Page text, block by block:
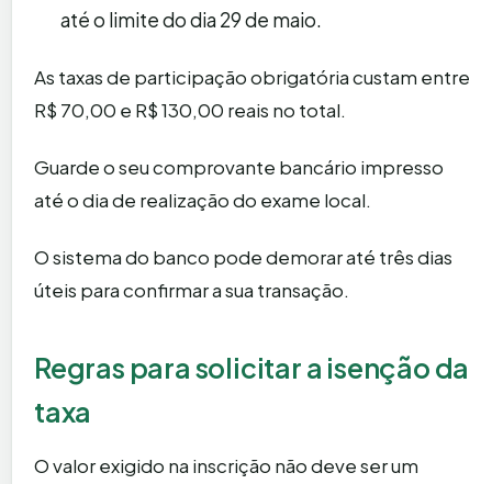
até o limite do dia 29 de maio.
As taxas de participação obrigatória custam entre
R$ 70,00 e R$ 130,00 reais no total.
Guarde o seu comprovante bancário impresso
até o dia de realização do exame local.
O sistema do banco pode demorar até três dias
úteis para confirmar a sua transação.
Regras para solicitar a isenção da
taxa
O valor exigido na inscrição não deve ser um